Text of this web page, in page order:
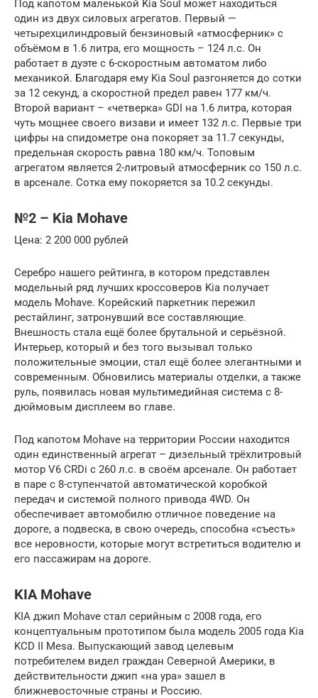
Под капотом маленькой Kia Soul может находиться
один из двух силовых агрегатов. Первый —
четырехцилиндровый бензиновый «атмосферник» с
объёмом в 1.6 литра, его мощность – 124 л.с. Он
работает в дуэте с 6-скоростным автоматом либо
механикой. Благодаря ему Kia Soul разгоняется до сотки
за 12 секунд, а скоростной предел равен 177 км/ч.
Второй вариант – «четверка» GDI на 1.6 литра, которая
чуть мощнее своего визави и имеет 132 л.с. Первые три
цифры на спидометре она покоряет за 11.7 секунды,
предельная скорость равна 180 км/ч. Топовым
агрегатом является 2-литровый атмосферник со 150 л.с.
в арсенале. Сотка ему покоряется за 10.2 секунды.
№2 – Kia Mohave
Цена: 2 200 000 рублей
Серебро нашего рейтинга, в котором представлен
модельный ряд лучших кроссоверов Kia получает
модель Mohave. Корейский паркетник пережил
рестайлинг, затронувший все составляющие.
Внешность стала ещё более брутальной и серьёзной.
Интерьер, который и без того вызывал только
положительные эмоции, стал ещё более элегантными и
современным. Обновились материалы отделки, а также
руль, появилась новая мультимедийная система с 8-
дюймовым дисплеем во главе.
Под капотом Mohave на территории России находится
один единственный агрегат – дизельный трёхлитровый
мотор V6 CRDi с 260 л.с. в своём арсенале. Он работает
в паре с 8-ступенчатой автоматической коробкой
передач и системой полного привода 4WD. Он
обеспечивает автомобилю отличное поведение на
дороге, а подвеска, в свою очередь, способна «съесть»
все неровности, которые могут встретиться водителю и
его пассажирам на дороге.
KIA Mohave
KIA джип Mohave стал серийным с 2008 года, его
концептуальным прототипом была модель 2005 года Kia
KCD II Mesa. Выпускающий завод целевым
потребителем видел граждан Северной Америки, в
действительности джип «на ура» зашел в
ближневосточные страны и Россию.